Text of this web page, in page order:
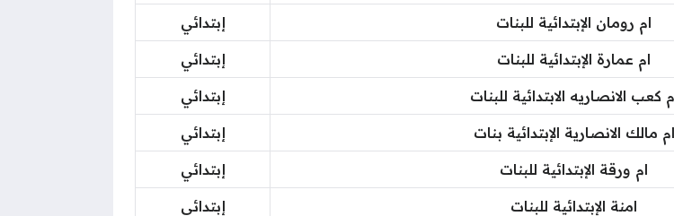
ام رومان الإبتدائية للبنات إبتدائي
ام عمارة الإبتدائية للبنات إبتدائي
كعب الانصاريه الابتدائية للبنات إبتدائي
ام مالك الانصارية الإبتدائية بنات إبتدائي
ام ورقة الإبتدائية للبنات إبتدائي
امنة الإبتدائية للبنات إبتدائي